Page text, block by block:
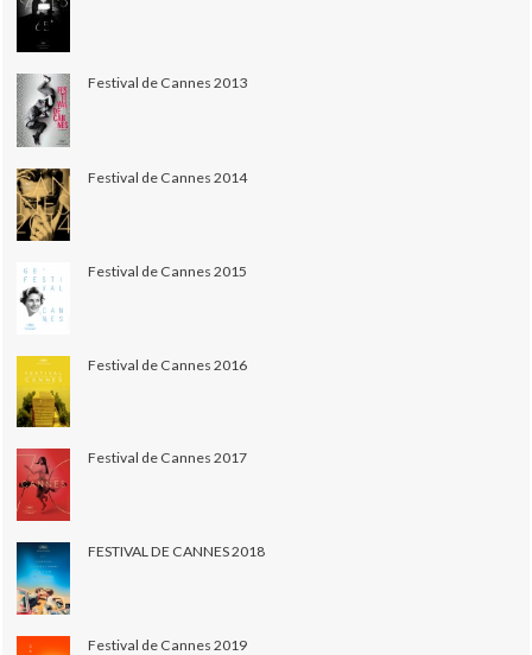
Festival de Cannes 2013
Festival de Cannes 2014
Festival de Cannes 2015
Festival de Cannes 2016
Festival de Cannes 2017
FESTIVAL DE CANNES 2018
Festival de Cannes 2019